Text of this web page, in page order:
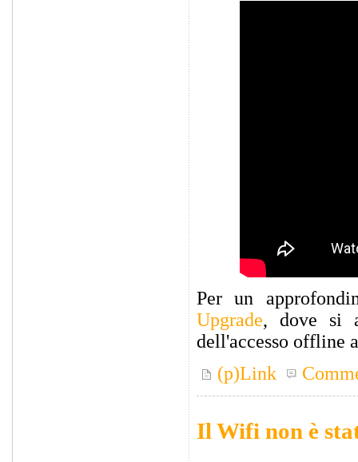
Per un
Upgrade, dove si
dell'accesso offline
(p)Link
Il Wifi non è